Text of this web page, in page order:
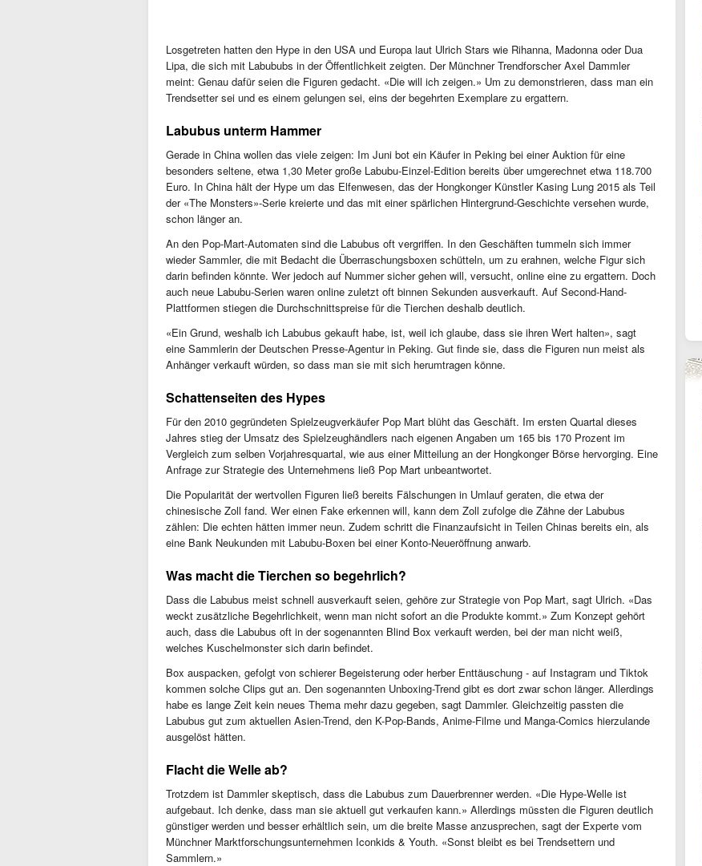
Losgetreten hatten den Hype in den USA und Europa laut Ulrich Stars wie Rihanna, Madonna oder Dua
Lipa, die sich mit Labububs in der Öffentlichkeit zeigten. Der Münchner Trendforscher Axel Dammler
meint: Genau dafür seien die Figuren gedacht. «Die will ich zeigen.» Um zu demonstrieren, dass man ein
Trendsetter sei und es einem gelungen sei, eins der begehrten Exemplare zu ergattern.
Labubus unterm Hammer
Gerade in China wollen das viele zeigen: Im Juni bot ein Käufer in Peking bei einer Auktion für eine
besonders seltene, etwa 1,30 Meter große Labubu-Einzel-Edition bereits über umgerechnet etwa 118.700
Euro. In China hält der Hype um das Elfenwesen, das der Hongkonger Künstler Kasing Lung 2015 als Teil
der «The Monsters»-Serie kreierte und das mit einer spärlichen Hintergrund-Geschichte versehen wurde,
schon länger an.
An den Pop-Mart-Automaten sind die Labubus oft vergriffen. In den Geschäften tummeln sich immer
wieder Sammler, die mit Bedacht die Überraschungsboxen schütteln, um zu erahnen, welche Figur sich
darin befinden könnte. Wer jedoch auf Nummer sicher gehen will, versucht, online eine zu ergattern. Doch
auch neue Labubu-Serien waren online zuletzt oft binnen Sekunden ausverkauft. Auf Second-Hand-
Plattformen stiegen die Durchschnittspreise für die Tierchen deshalb deutlich.
«Ein Grund, weshalb ich Labubus gekauft habe, ist, weil ich glaube, dass sie ihren Wert halten», sagt
eine Sammlerin der Deutschen Presse-Agentur in Peking. Gut finde sie, dass die Figuren nun meist als
Anhänger verkauft würden, so dass man sie mit sich herumtragen könne.
Schattenseiten des Hypes
Für den 2010 gegründeten Spielzeugverkäufer Pop Mart blüht das Geschäft. Im ersten Quartal dieses
Jahres stieg der Umsatz des Spielzeughändlers nach eigenen Angaben um 165 bis 170 Prozent im
Vergleich zum selben Vorjahresquartal, wie aus einer Mitteilung an der Hongkonger Börse hervorging. Eine
Anfrage zur Strategie des Unternehmens ließ Pop Mart unbeantwortet.
Die Popularität der wertvollen Figuren ließ bereits Fälschungen in Umlauf geraten, die etwa der
chinesische Zoll fand. Wer einen Fake erkennen will, kann dem Zoll zufolge die Zähne der Labubus
zählen: Die echten hätten immer neun. Zudem schritt die Finanzaufsicht in Teilen Chinas bereits ein, als
eine Bank Neukunden mit Labubu-Boxen bei einer Konto-Neueröffnung anwarb.
Was macht die Tierchen so begehrlich?
Dass die Labubus meist schnell ausverkauft seien, gehöre zur Strategie von Pop Mart, sagt Ulrich. «Das
weckt zusätzliche Begehrlichkeit, wenn man nicht sofort an die Produkte kommt.» Zum Konzept gehört
auch, dass die Labubus oft in der sogenannten Blind Box verkauft werden, bei der man nicht weiß,
welches Kuschelmonster sich darin befindet.
Box auspacken, gefolgt von schierer Begeisterung oder herber Enttäuschung - auf Instagram und Tiktok
kommen solche Clips gut an. Den sogenannten Unboxing-Trend gibt es dort zwar schon länger. Allerdings
habe es lange Zeit kein neues Thema mehr dazu gegeben, sagt Dammler. Gleichzeitig passten die
Labubus gut zum aktuellen Asien-Trend, den K-Pop-Bands, Anime-Filme und Manga-Comics hierzulande
ausgelöst hätten.
Flacht die Welle ab?
Trotzdem ist Dammler skeptisch, dass die Labubus zum Dauerbrenner werden. «Die Hype-Welle ist
aufgebaut. Ich denke, dass man sie aktuell gut verkaufen kann.» Allerdings müssten die Figuren deutlich
günstiger werden und besser erhältlich sein, um die breite Masse anzusprechen, sagt der Experte vom
Münchner Marktforschungsunternehmen Iconkids & Youth. «Sonst bleibt es bei Trendsettern und
Sammlern.»